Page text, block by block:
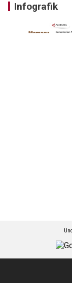
Infografik